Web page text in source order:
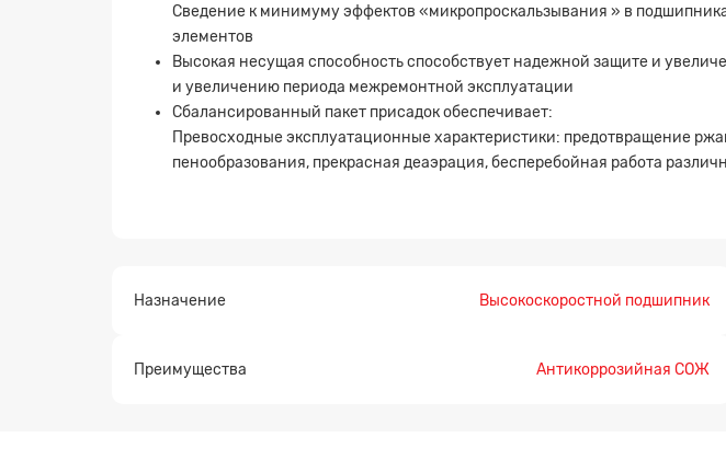
Сведение к минимуму эффектов «микропроскальзывания » в
элементов
Высокая несущая способность способствует надежной защите и
и увеличению периода межремонтной эксплуатации
Сбалансированный пакет присадок обеспечивает:
Превосходные эксплуатационные характеристики: предотвращение
пенообразования, прекрасная деаэрация, бесперебойная работа
Назначение Высокоскоростной подшипник
Преимущества Антикоррозийная СОЖ